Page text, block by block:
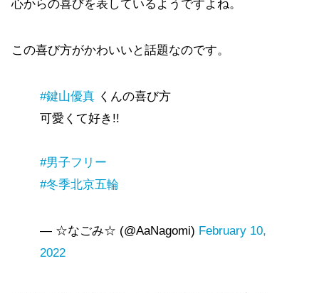
心からの喜びを表しているようですよね。
この喜び方がかわいいと話題なのです。
#鍵山優真 くんの喜び方
可愛くて好き!!
#男子フリー
#冬季北京五輪
— ☆なごみ☆ (@AaNagomi) February 10,
2022